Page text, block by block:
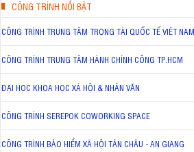
CÔNG TRÌNH NỔI BẬT
CÔNG TRÌNH TRUNG TÂM TRỌNG TÀI QUỐC TẾ VIỆT
CÔNG TRÌNH TRUNG TÂM HÀNH CHÍNH CÔNG TP.HCM
ĐẠI HỌC KHOA HỌC XÃ HỘI & NHÂN VĂN
CÔNG TRÌNH SEREPOK COWORKING SPACE
CÔNG TRÌNH BẢO HIỂM XÃ HỘI TÂN CHÂU - AN GIANG